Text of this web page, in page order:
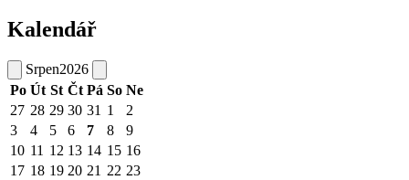
Kalendář
Srpen2026
Po Út St Čt Pá So Ne
27 28 29 30 31 1
2
3
4 5 6 7 8
9
10 11 12 13 14 15 16
17 18 19 20 21 22 23